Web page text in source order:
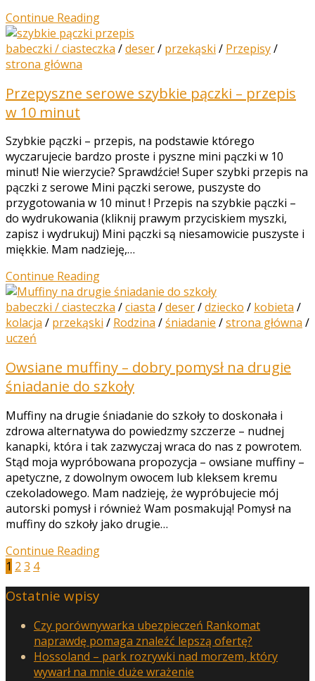
Continue Reading
babeczki / ciasteczka /deser/ przekąski / Przepisy/
strona główna
Przepyszne serowe szybkie pączki – przepis
w 10 minut
Szybkie pączki – przepis, na podstawie którego
wyczarujecie bardzo proste i pyszne mini pączki w 10
minut! Nie wierzycie? Sprawdźcie! Super szybki przepis na
pączki z serowe Mini pączki serowe, puszyste do
przygotowania w 10 minut ! Przepis na szybkie pączki –
do wydrukowania (kliknij prawym przyciskiem myszki,
zapisz i wydrukuj) Mini pączki są niesamowicie puszyste i
miękkie. Mam nadzieję,…
Continue Reading
babeczki / ciasteczka /ciasta /deser/dziecko / kobieta /
kolacja / przekąski / Rodzina /śniadanie /strona główna /
uczeń
Owsiane muffiny – dobry pomysł na drugie
śniadanie do szkoły
Muffiny na drugie śniadanie do szkoły to doskonała i
zdrowa alternatywa do powiedzmy szczerze – nudnej
kanapki, która i tak zazwyczaj wraca do nas z powrotem.
Stąd moja wypróbowana propozycja – owsiane muffiny –
apetyczne, z dowolnym owocem lub kleksem kremu
czekoladowego. Mam nadzieję, że wypróbujecie mój
autorski pomysł i również Wam posmakują! Pomysł na
muffiny do szkoły jako drugie…
Continue Reading
1 2 3 4
Ostatnie wpisy
Czy porównywarka ubezpieczeń Rankomat
naprawdę pomaga znaleźć lepszą ofertę?
Hossoland – park rozrywki nad morzem, który
wywarł na mnie duże wrażenie